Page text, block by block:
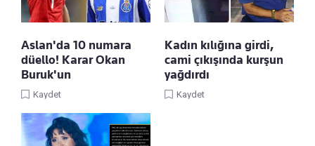
Aslan'da 10 numara
düello! Karar Okan
Buruk'un
Kaydet
Kadın kılığına girdi,
cami çıkışında kurşun
yağdırdı
Kaydet